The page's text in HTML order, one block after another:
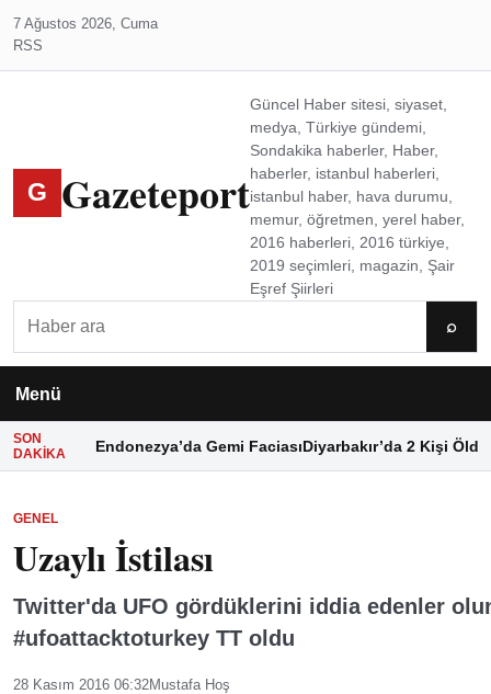
7 Ağustos 2026, Cuma
RSS
G Gazeteport
Güncel Haber sitesi, siyaset,
medya, Türkiye gündemi,
Sondakika haberler, Haber,
haberler, istanbul haberleri,
istanbul haber, hava durumu,
memur, öğretmen, yerel haber,
2016 haberleri, 2016 türkiye,
2019 seçimleri, magazin, Şair
Eşref Şiirleri
⌕
Menü
SON
DAKIKA
Endonezya’da Gemi FaciasıDiyarbakır’da 2 Kişi Öldü
GENEL
Uzaylı İstilası
Twitter'da UFO gördüklerini iddia edenler
#ufoattacktoturkey TT oldu
28 Kasım 2016 06:32Mustafa Hoş